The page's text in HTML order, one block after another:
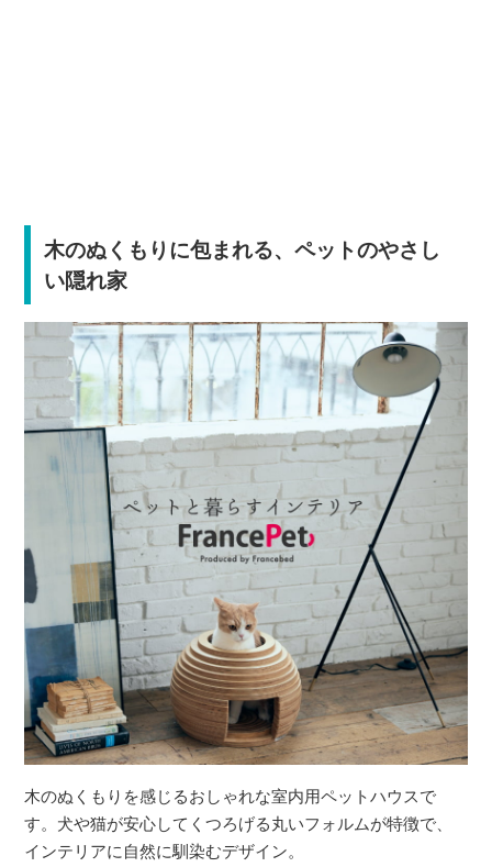
木のぬくもりに包まれる、ペットのやさし
い隠れ家
木のぬくもりを感じるおしゃれな室内用ペットハウスで
す。犬や猫が安心してくつろげる丸いフォルムが特徴で、
インテリアに自然に馴染むデザイン。